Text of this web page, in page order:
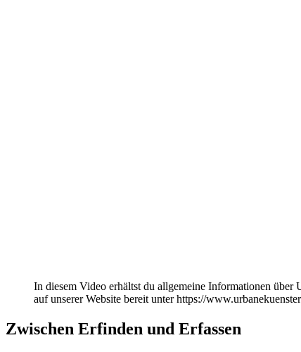
In diesem Video erhältst du allgemeine Informationen
auf unserer Website bereit unter https://
Zwischen Erfinden und Erfassen